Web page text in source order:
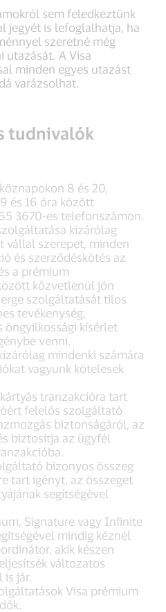
sem feledkeztünk
jegyét is lefoglalhatja, ha
szeretné még
A Visa
minden egyes utazást
varázsolhat.
tudnivalók
8 és 20,
és 16 óra között
3670-es telefonszámon.
kizárólag
vállal szerepet, minden
és szerződéskötés az
a prémium
közvetlenül jön
szolgáltatását tilos
tevékenység,
öngyilkossági kísérlet
venni.
mindenki számára
vagyunk kötelesek
tranzakcióra tart
felelős szolgáltató
biztonságáról, az
biztosítja az ügyfél
bizonyos összeg
tart igényt, az összeget
segítségével
Signature vagy Infinite
mindig kéznél
akik készen
változatos
is jár.
Visa prémium